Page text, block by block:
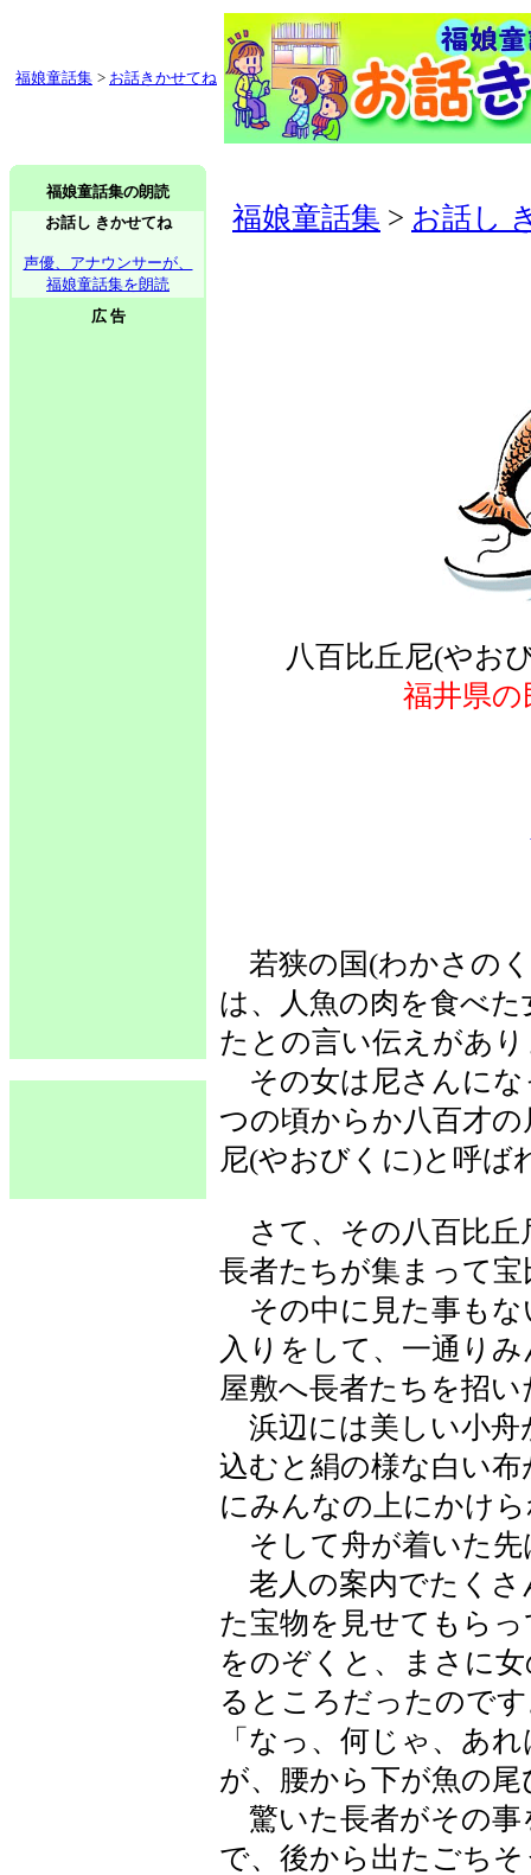
福娘童話集 > お話きかせてね
福娘童話集の朗読
お話し きかせてね
声優、アナウンサーが、
福娘童話集を朗読
広 告
福娘童話集 > お話し
八百比丘尼(やお
福井県の
若狭の国(わかさの
は、人魚の肉を食べ
たとの言い伝えがあ
その女は尼さんにな
つの頃からか八百才
尼(やおびくに)と呼ば
さて、その八百比丘
長者たちが集まって
その中に見た事もな
入りをして、一通り
屋敷へ長者たちを招
浜辺には美しい小舟
込むと絹の様な白い
にみんなの上にかけ
そして舟が着いた先
老人の案内でたくさ
た宝物を見せてもら
をのぞくと、まさに
るところだったので
「なっ、何じゃ、あ
が、腰から下が魚の尾
驚いた長者がその事
で、後から出たごち